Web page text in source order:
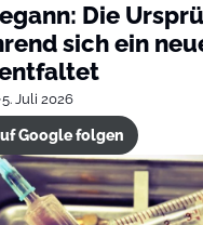
Die
sich ein
5. Juli 2026
Google folgen